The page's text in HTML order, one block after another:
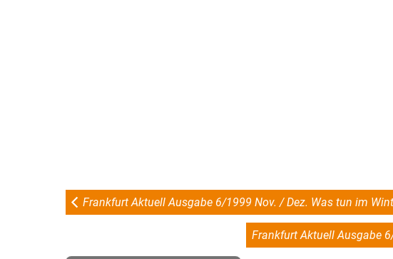
Frankfurt Aktuell Ausgabe 6/1999 Nov. / Dez. Was tun im
Frankfurt Aktuell Ausgabe